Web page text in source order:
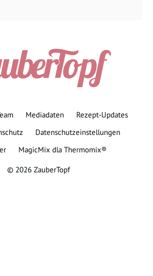
Mediadaten
Rezept-Updates
Datenschutzeinstellungen
MagicMix dla Thermomix®
© 2026 ZauberTopf